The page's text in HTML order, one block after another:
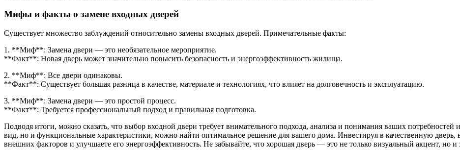
Мифы и факты о замене входных дверей
Существует множество заблуждений относительно замены входных дверей. Примечательные факты:
1. **Миф**: Замена двери — это необязательное мероприятие.
**Факт**: Новая дверь может значительно повысить безопасность и энергоэффективность жилища.
2. **Миф**: Все двери одинаковы.
**Факт**: Существует большая разница в качестве, материале и технологиях, что влияет на долговечность и эксплуатацию.
3. **Миф**: Замена двери — это простой процесс.
**Факт**: Требуется профессиональный подход и правильная подготовка.
Подводя итоги, можно сказать, что выбор входной двери требует внимательного подхода, анализа и понимания ваших
вид, но и функциональные характеристики, можно найти оптимальное решение для вашего дома. Инвестируя в качественную дверь,
внешних факторов и улучшаете его энергоэффективность. Не забывайте, что хорошая дверь — это не только визуальный акцент, но и